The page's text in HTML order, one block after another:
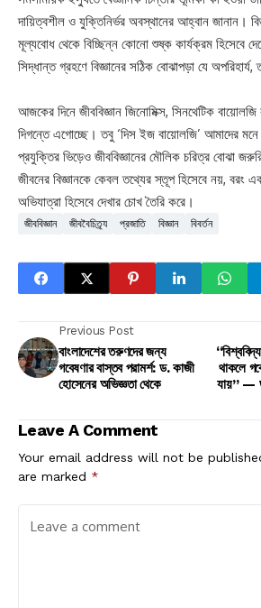
দায়িত্বশীল ও যুক্তিনির্ভর অবস্থানের আহ্বান জানান।
মূল্যবোধ থেকে বিচ্ছিন্ন কোনো শুষ্ক কার্যক্রম হিসেবে
সিদ্ধান্ত গ্রহণে বিজ্ঞানের সঠিক বোঝাপড়া যে
আজকের দিনে জীববিজ্ঞান জিনোমিক্স, সিনথেটিক
দিগন্তে এগোচ্ছে। তবু ‘দিস ইজ বায়োলজি’ আমাদের
প্রযুক্তির ভিড়েও জীববিজ্ঞানের মৌলিক চরিত্র বোঝা
জীবনের বিজ্ঞানকে কেবল তথ্যের স্তূপ হিসেবে নয়, বরং
অভিযাত্রা হিসেবে দেখার চোখ তৈরি করে।
জীববিজ্ঞান জীববৈচিত্র্য প্রজাতি বিজ্ঞান বিবর্তন
Previous Post
বাংলাদেশের তরুণদের জন্য
গবেষণার বাস্তব পরামর্শ: ড. কাজী
হোসেনের অভিজ্ঞতা থেকে
থাকলে
যায়” —
Leave A Comment
Your email address will not be
are marked *